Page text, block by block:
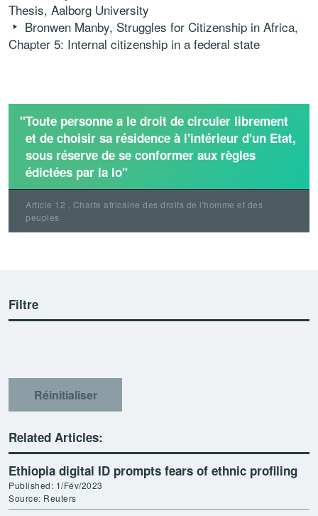
Thesis, Aalborg University
Bronwen Manby, Struggles for Citizenship in Africa,
Chapter 5: Internal citizenship in a federal state
"Toute personne a le droit de circuler librement
et de choisir sa résidence à l'intérieur d'un Etat,
sous réserve de se conformer aux règles
édictées par la lo"
Article 12 , Charte africaine des droits de l'homme et des
peuples
Filtre
Réinitialiser
Related Articles:
Ethiopia digital ID prompts fears of ethnic profiling
Published: 1/Fév/2023
Source: Reuters